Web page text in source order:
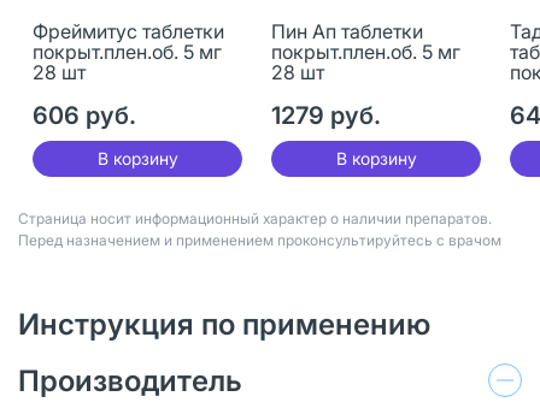
Фреймитус таблетки
покрыт.плен.об. 5 мг
28 шт
606 руб.
В корзину
Пин Ап таблетки
покрыт.плен.об. 5 мг
28 шт
1279 руб.
В корзину
Страница носит информационный характер о наличии препаратов.
Перед назначением и применением проконсультируйтесь с врачом
Инструкция по применению
Производитель